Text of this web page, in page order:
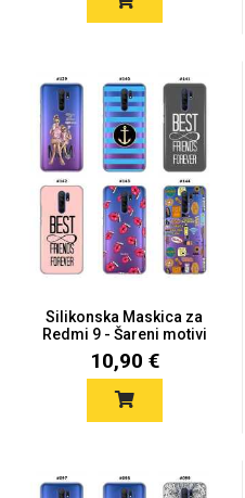
Silikonska Maskica za
Redmi 9 - Šareni motivi
10,90 €